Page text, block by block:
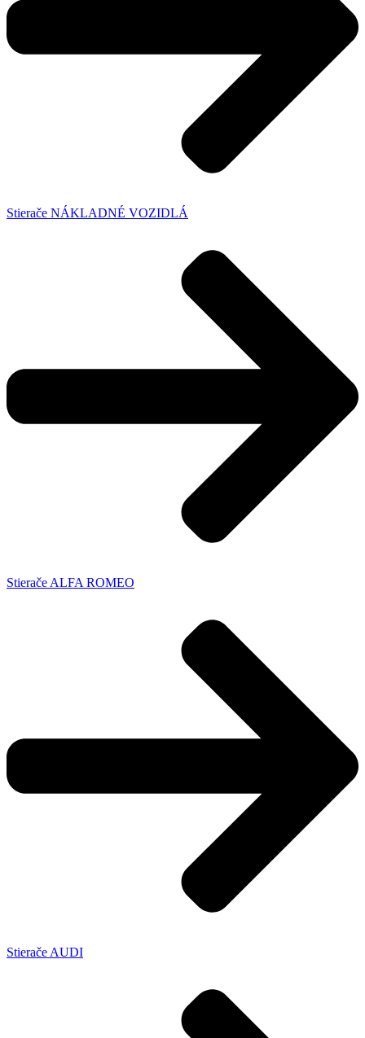
Stierače NÁKLADNÉ VOZIDLÁ
Stierače ALFA ROMEO
Stierače AUDI